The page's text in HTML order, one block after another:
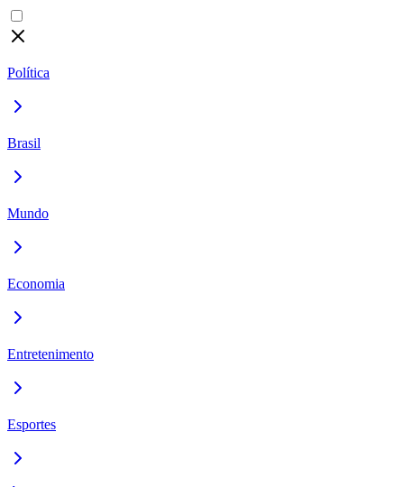
Política
Brasil
Mundo
Economia
Entretenimento
Esportes